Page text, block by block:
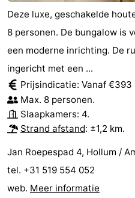
Deze luxe, geschakelde
8 personen. De bungalow is
een moderne inrichting. De
ingericht met een ...
Prijsindicatie: Vanaf €393
Max. 8 personen.
Slaapkamers: 4.
Strand afstand: ±1,2 km.
Jan Roepespad 4, Hollum /
tel. +31 519 554 052
web. Meer informatie